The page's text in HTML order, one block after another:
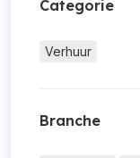
Categorie
Verhuur
Branche